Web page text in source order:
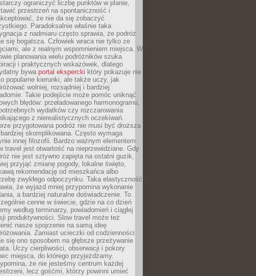
ograniczyć liczbę punktów w planie,
przestrzeń na spontaniczność i
że nie da się zobaczyć
Paradoksalnie właśnie taka
z nadmiaru często sprawia, że podróż
się bogatsza. Człowiek wraca nie tylko ze
ale z realnym wspomnieniem miejsca. W
planowania wielu podróżników szuka
i praktycznych wskazówek, dlatego
bywa portal ekspercki który pokazuje nie
popularne kierunki, ale także uczy, jak
wolniej, rozsądniej i bardziej
Takie podejście może pomóc uniknąć
błędów: przeładowanego harmonogramu,
wydatków czy rozczarowania
z nierealistycznych oczekiwań.
przygotowana podróż nie musi być droższa
skomplikowana. Często wymaga
innej filozofii. Bardzo ważnym elementem
travel jest otwartość na nieprzewidziane. Gdy
nie jest sztywno zapięta na ostatni guzik,
przyjąć zmianę pogody, lokalne święto,
rekomendację od mieszkańca albo
zwykłego odpoczynku. Taka elastyczność
że wyjazd mniej przypomina wykonanie
a bardziej naturalne doświadczenie. To
cenne w świecie, gdzie na co dzień
według terminarzy, powiadomień i ciągłej
produktywności. Slow travel może też
nasze spojrzenie na samą ideę
Zamiast ucieczki od codzienności
się ono sposobem na głębsze przeżywanie
Uczy cierpliwości, obserwacji i pokory
miejsca, do którego przyjeżdżamy.
że nie jesteśmy centrum każdej
lecz gośćmi, którzy powinni umieć